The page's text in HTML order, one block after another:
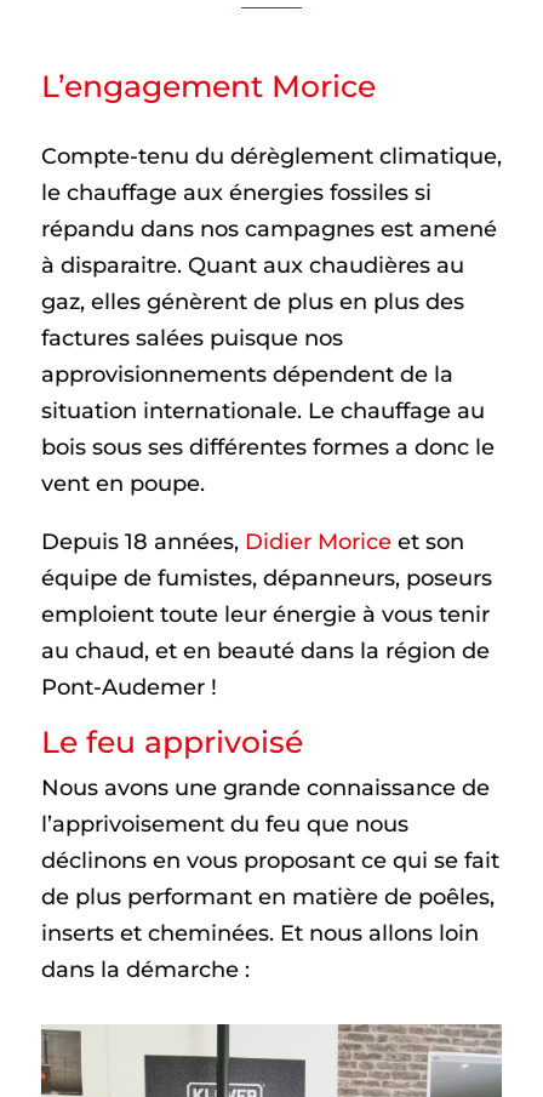
L’engagement Morice
Compte-tenu du dérèglement climatique,
le chauffage aux énergies fossiles si
répandu dans nos campagnes est amené
à disparaitre. Quant aux chaudières au
gaz, elles génèrent de plus en plus des
factures salées puisque nos
approvisionnements dépendent de la
situation internationale. Le chauffage au
bois sous ses différentes formes a donc le
vent en poupe.
Depuis 18 années, Didier Moriceet son
équipe de fumistes, dépanneurs, poseurs
emploient toute leur énergie à vous tenir
au chaud, et en beauté dans la région de
Pont-Audemer !
Le feu apprivoisé
Nous avons une grande connaissance de
l’apprivoisement du feu que nous
déclinons en vous proposant ce qui se fait
de plus performant en matière de poêles,
inserts et cheminées. Et nous allons loin
dans la démarche :